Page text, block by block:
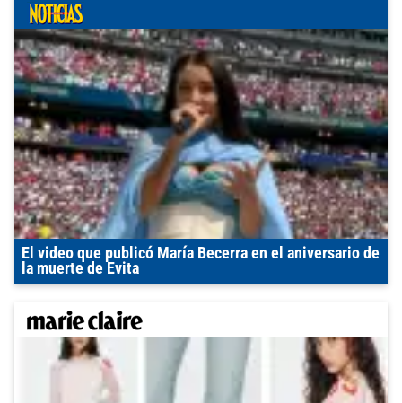
El video que publicó María Becerra en el aniversario de
la muerte de Evita